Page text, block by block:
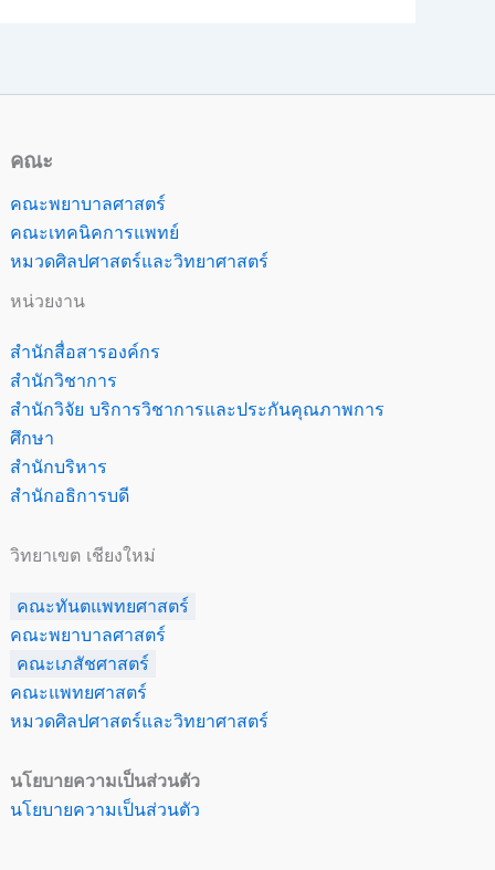
คณะ
คณะพยาบาลศาสตร์
คณะเทคนิคการแพทย์
หมวดศิลปศาสตร์และวิทยาศาสตร์
หน่วยงาน
สำนักสื่อสารองค์กร
สำนักวิชาการ
สำนักวิจัย บริการวิชาการและประกันคุณภาพการ
ศึกษา
สำนักบริหาร
สำนักอธิการบดี
วิทยาเขต เชียงใหม่
คณะทันตแพทยศาสตร์
คณะพยาบาลศาสตร์
คณะเภสัชศาสตร์
คณะแพทยศาสตร์
หมวดศิลปศาสตร์และวิทยาศาสตร์
นโยบายความเป็นส่วนตัว
นโยบายความเป็นส่วนตัว